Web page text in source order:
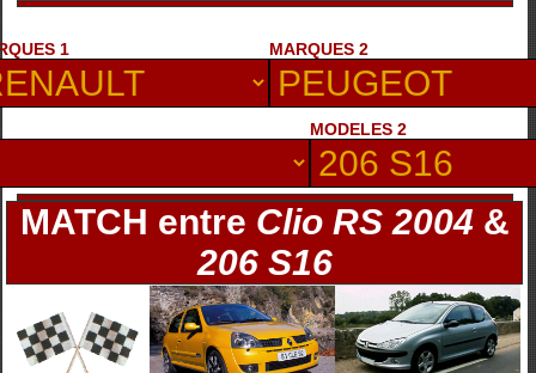
1 MARQUES 2
MODELES 2
MATCH entre Clio RS 2004 &
206 S16